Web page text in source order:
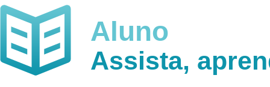
Aluno
Assista,